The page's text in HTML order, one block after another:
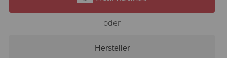
oder
Hersteller